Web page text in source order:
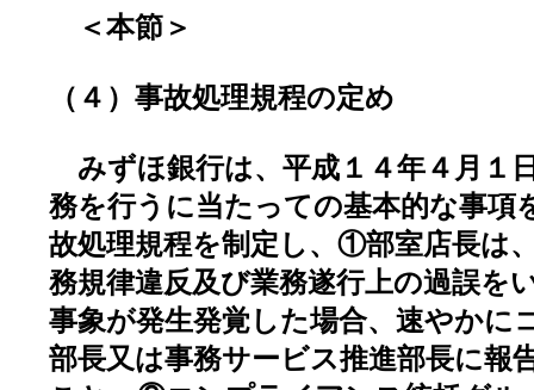
＜本節＞
（４）事故処理規程の定め
みずほ銀行は、平成１４年４月１
務を行うに当たっての基本的な事項
故処理規程を制定し、①部室店長は
務規律違反及び業務遂行上の過誤を
事象が発生発覚した場合、速やかに
部長又は事務サービス推進部長に報